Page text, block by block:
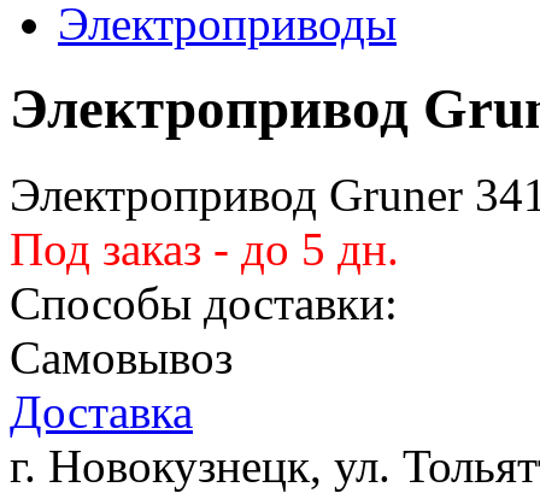
Электроприводы
Электропривод
Электропривод Gruner
Под заказ - до 5 дн.
Способы доставки:
Самовывоз
Доставка
г. Новокузнецк, ул.